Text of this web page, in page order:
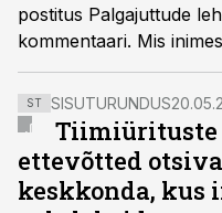
postitus Palgajuttude
kommentaari. Mis
töökuulutustes
on?
ST SISUTURUNDUS
Tiimiürituste
ettevõtted
keskkonda, kus